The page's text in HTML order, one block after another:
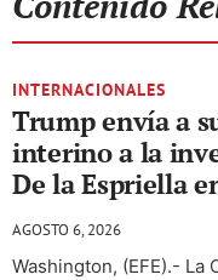
INTERNACIONALES
Trump envía a
interino a la
De la Espriella
AGOSTO 6, 2026
Washington, (EFE).- La